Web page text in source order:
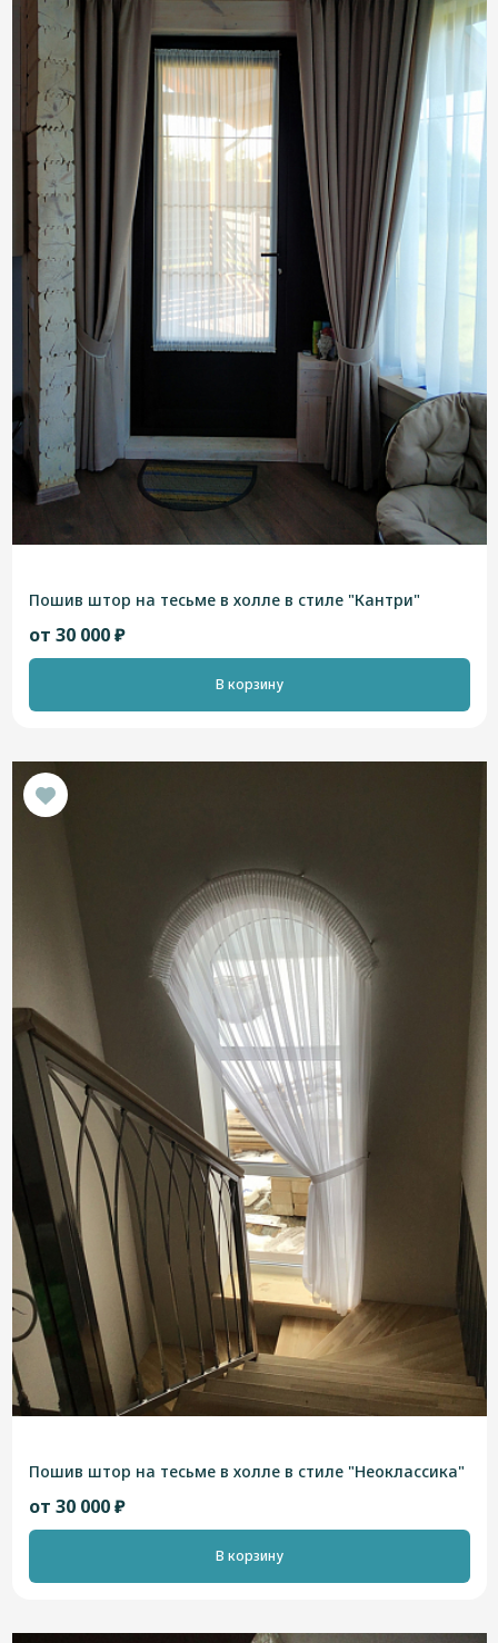
Пошив штор на тесьме в холле в стиле "Кантри"
от 30 000 ₽
В корзину
Пошив штор на тесьме в холле в стиле "Неоклассика"
от 30 000 ₽
В корзину